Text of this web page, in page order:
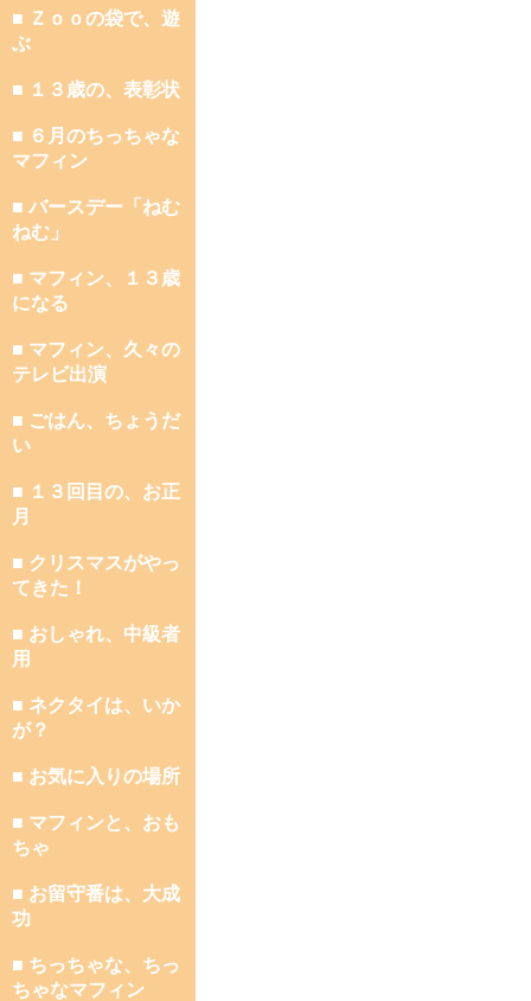
■ Ｚｏｏの袋で、遊
ぶ
■ １３歳の、表彰状
■ ６月のちっちゃな
マフィン
■ バースデー「ねむ
ねむ」
■ マフィン、１３歳
になる
■ マフィン、久々の
テレビ出演
■ ごはん、ちょうだ
い
■ １３回目の、お正
月
■ クリスマスがやっ
てきた！
■ おしゃれ、中級者
用
■ ネクタイは、いか
が？
■ お気に入りの場所
■ マフィンと、おも
ちゃ
■ お留守番は、大成
功
■ ちっちゃな、ちっ
ちゃなマフィン